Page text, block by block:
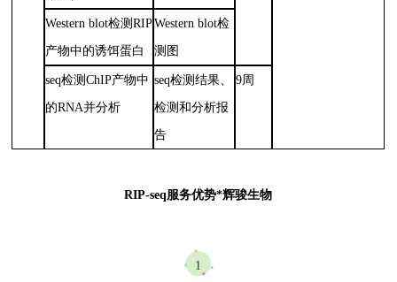
Western blot检测RIP
产物中的诱饵蛋白
Western blot检
测图
seq检测ChIP产物中
的RNA并分析
seq检测结果、
检测和分析报
告
9周
RIP-seq服务优势*辉骏生物
1